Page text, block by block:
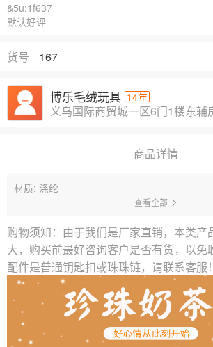
&5u:1f637
默认好评
货号 167
博乐毛绒玩具 14年
义乌国际商贸城一区6门1楼东辅
商品详情
材质: 涤纶
查看全部
购物须知：由于我们是厂家直销，本类产
大，购买前最好咨询客户是否有货，以免
配件是普通钥匙扣或珠珠链，请联系客服